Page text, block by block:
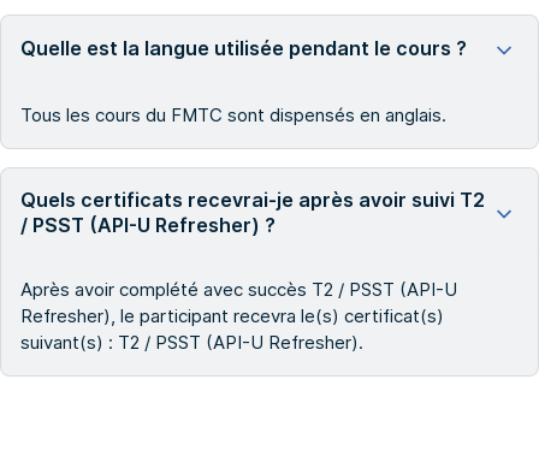
Quelle est la langue utilisée pendant le cours ?
Tous les cours du FMTC sont dispensés en anglais.
Quels certificats recevrai-je après avoir suivi T2
/ PSST (API-U Refresher) ?
Après avoir complété avec succès T2 / PSST (API-U
Refresher), le participant recevra le(s) certificat(s)
suivant(s) : T2 / PSST (API-U Refresher).